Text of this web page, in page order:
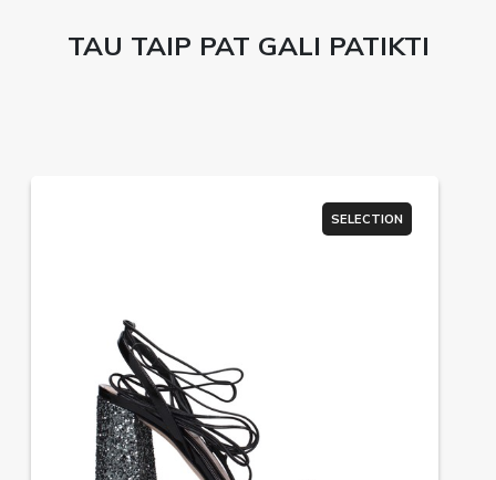
TAU TAIP PAT GALI PATIKTI
SELECTION